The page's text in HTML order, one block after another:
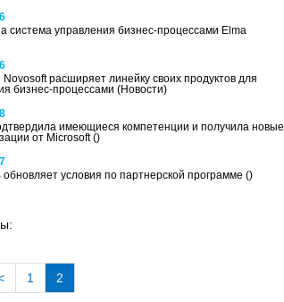
система управления бизнес-процессами Elma
расширяет линейку своих продуктов для
бизнес-процессами (Новости)
имеющиеся компетенции и получила новые
от Microsoft()
условия по партнерской программе ()
1 2